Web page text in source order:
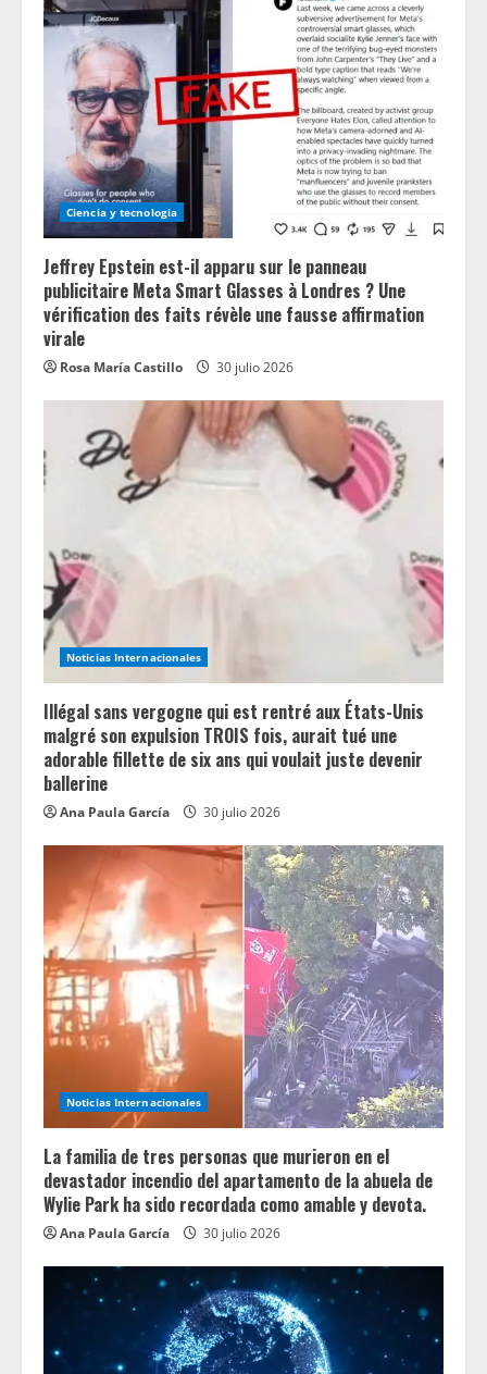
Ciencia y tecnologia
Jeffrey Epstein est-il apparu sur le panneau
publicitaire Meta Smart Glasses à Londres ? Une
vérification des faits révèle une fausse affirmation
virale
Rosa María Castillo 30 julio 2026
Noticias Internacionales
Illégal sans vergogne qui est rentré aux États-Unis
malgré son expulsion TROIS fois, aurait tué une
adorable fillette de six ans qui voulait juste devenir
ballerine
Ana Paula García 30 julio 2026
Noticias Internacionales
La familia de tres personas que murieron en el
devastador incendio del apartamento de la abuela de
Wylie Park ha sido recordada como amable y devota.
Ana Paula García 30 julio 2026